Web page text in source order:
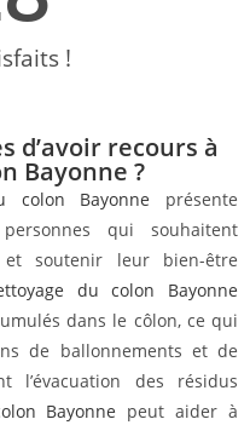
!
d’avoir recours à
Bayonne ?
colon Bayonne présente
qui souhaitent
soutenir leur bien-être
du colon Bayonne
dans le côlon, ce qui
de ballonnements et de
l’évacuation des résidus
Bayonne peut aider à